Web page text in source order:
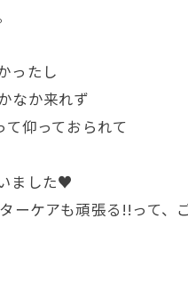
ったし
なか来れず
仰っておられて
ました♥️
ーケアも頑張る!!って、